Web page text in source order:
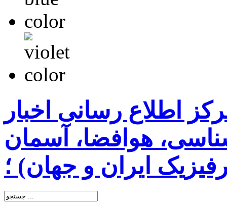
اطلاع رسانی اخبار
هوافضا، آسمان
ایران و جهان) ؛